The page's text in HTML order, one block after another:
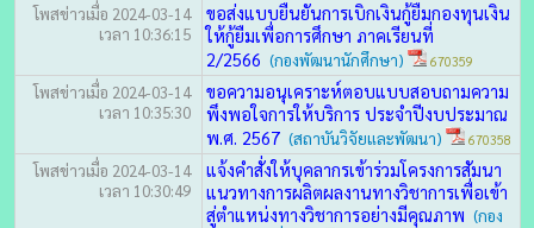
โพสข่าวเมื่อ 2024-03-14
เวลา 10:36:15
ขอส่งแบบยืนยันการเบิกเงินกู้ยืมกองทุนเงิน
ให้กู้ยืมเพื่อการศึกษา ภาคเรียนที่
2/2566 (กองพัฒนานักศึกษา) 670359
โพสข่าวเมื่อ 2024-03-14
เวลา 10:35:30
ขอความอนุเคราะห์ตอบแบบสอบถามความ
พึงพอใจการให้บริการ ประจำปีงบประมาณ
พ.ศ. 2567 (สถาบันวิจัยและพัฒนา) 670358
โพสข่าวเมื่อ 2024-03-14
เวลา 10:30:49
แจ้งคำสั่งให้บุคลากรเข้าร่วมโครงการสัมนา
แนวทางการผลิตผลงานทางวิชาการเพื่อเข้า
สู่ตำแหน่งทางวิชาการอย่างมีคุณภาพ (กอง